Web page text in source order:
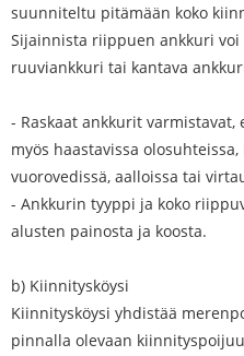
suunniteltu pitämään koko
Sijainnista riippuen ankkuri
ruuviankkuri tai kantava
- Raskaat ankkurit
myös haastavissa
vuorovedissä, aalloissa tai
- Ankkurin tyyppi ja koko
alusten painosta ja koosta.
b) Kiinnitysköysi
Kiinnitysköysi yhdistää
pinnalla olevaan